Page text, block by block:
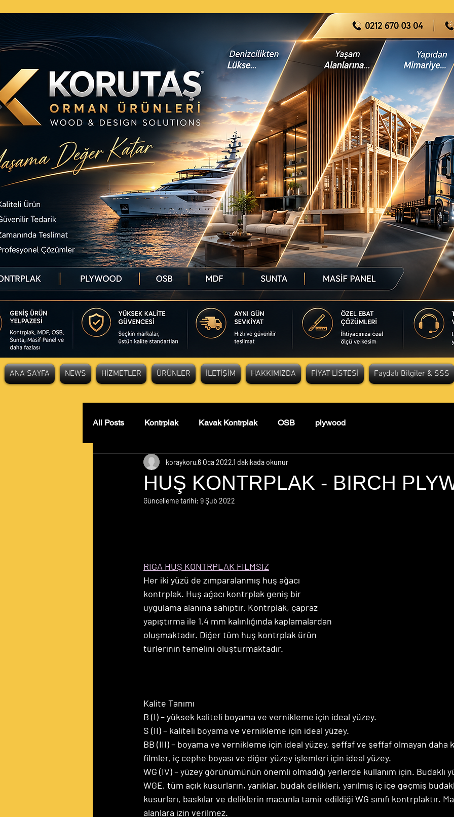
ANA SAYFA NEWS HİZMETLER ÜRÜNLER İLETİŞİM HAKKIMIZDA FİYAT LİSTESİ Faydalı Bilgiler & SSS
All Posts Kontrplak Kavak Kontrplak OSB plywood
HUŞ KONTRPLAK - BIRCH
koraykoru6 Oca 20221 dakikada okunur
Güncelleme tarihi: 9 Şub 2022
RİGA HUŞ KONTRPLAK FİLMSİZ
Her iki yüzü de zımparalanmış huş ağacı
kontrplak. Huş ağacı kontrplak geniş bir
uygulama alanına sahiptir. Kontrplak, çapraz
yapıştırma ile 1.4 mm kalınlığında kaplamalardan
oluşmaktadır. Diğer tüm huş kontrplak ürün
türlerinin temelini oluşturmaktadır.
Kalite Tanımı
B (I) – yüksek kaliteli boyama ve vernikleme için ideal yüzey.
S (II) – kaliteli boyama ve vernikleme için ideal yüzey.
BB (III) – boyama ve vernikleme için ideal yüzey, şeffaf ve şeffaf olmayan daha
filmler, iç cephe boyası ve diğer yüzey işlemleri için ideal yüzey.
WG (IV) – yüzey görünümünün önemli olmadığı yerlerde kullanım için. Budaklı
WGE, tüm açık kusurların, yarıklar, budak delikleri, yarılmış iç içe geçmiş
kusurları, baskılar ve deliklerin macunla tamir edildiği WG sınıfı kontrplaktır.
alanlara izin verilmez.